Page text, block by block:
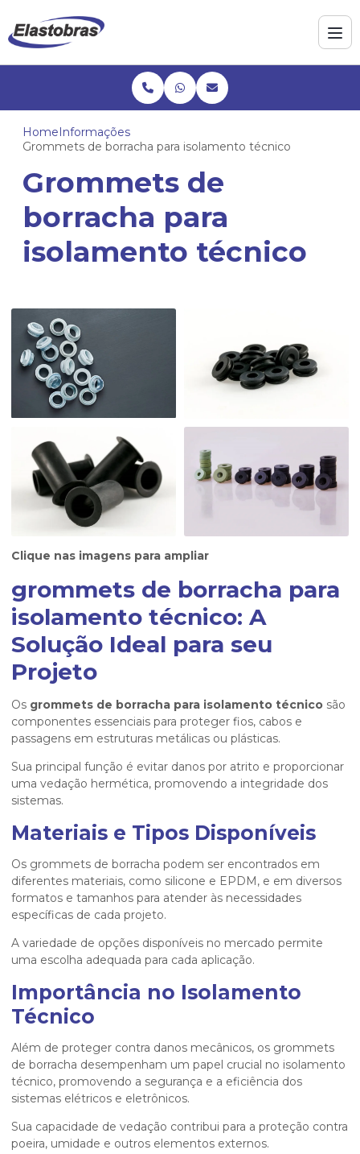
HomeInformações
Grommets de borracha para isolamento técnico
Grommets de
borracha para
isolamento técnico
Clique nas imagens para ampliar
grommets de borracha para
isolamento técnico: A
Solução Ideal para seu
Projeto
Os grommets de borracha para isolamento técnico são
componentes essenciais para proteger fios, cabos e
passagens em estruturas metálicas ou plásticas.
Sua principal função é evitar danos por atrito e proporcionar
uma vedação hermética, promovendo a integridade dos
sistemas.
Materiais e Tipos Disponíveis
Os grommets de borracha podem ser encontrados em
diferentes materiais, como silicone e EPDM, e em diversos
formatos e tamanhos para atender às necessidades
específicas de cada projeto.
A variedade de opções disponíveis no mercado permite
uma escolha adequada para cada aplicação.
Importância no Isolamento
Técnico
Além de proteger contra danos mecânicos, os grommets
de borracha desempenham um papel crucial no isolamento
técnico, promovendo a segurança e a eficiência dos
sistemas elétricos e eletrônicos.
Sua capacidade de vedação contribui para a proteção contra
poeira, umidade e outros elementos externos.